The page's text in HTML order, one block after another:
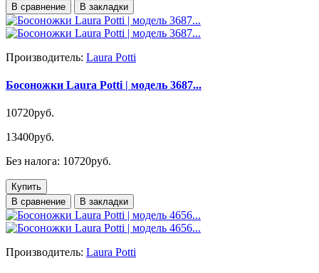
В сравнение
В закладки
Производитель: Laura Potti
Босоножки Laura Potti | модель 3687...
10720руб.
13400руб.
Без налога: 10720руб.
Купить
В сравнение
В закладки
Производитель: Laura Potti